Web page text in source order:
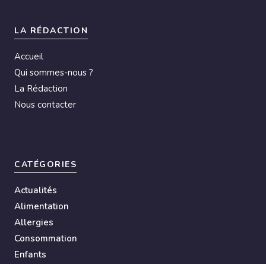
LA RÉDACTION
Accueil
Qui sommes-nous ?
La Rédaction
Nous contacter
CATÉGORIES
Actualités
Alimentation
Allergies
Consommation
Enfants